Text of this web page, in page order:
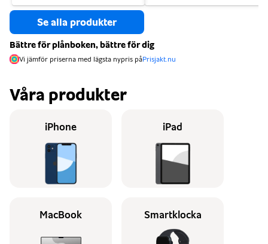
Se alla produkter
Bättre för plånboken, bättre för dig
Vi jämför priserna med lägsta nypris påPrisjakt.nu
Våra produkter
iPhone iPad
MacBook Smartklocka